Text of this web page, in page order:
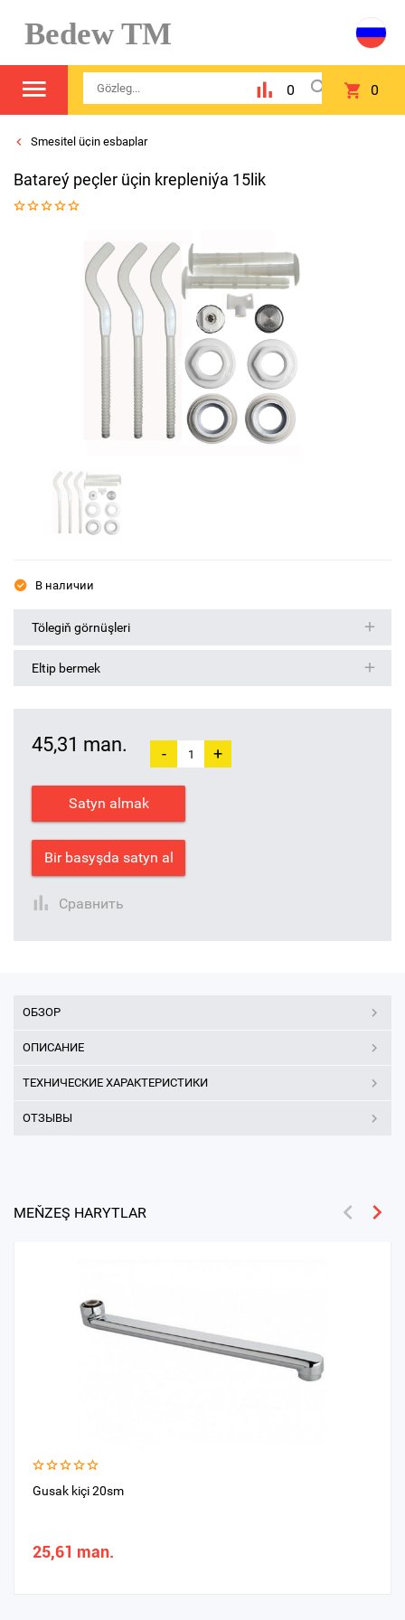
Bedew TM
0 0
Smesitel üçin esbaplar
Batareý peçler üçin krepleniýa 15lik
В наличии
Tölegiň görnüşleri
Eltip bermek
45,31 man. - +
Satyn almak
Bir basyşda satyn al
Сравнить
ОБЗОР
ОПИСАНИЕ
ТЕХНИЧЕСКИЕ ХАРАКТЕРИСТИКИ
ОТЗЫВЫ
MEŇZEŞ HARYTLAR
Gusak kiçi 20sm
25,61 man.